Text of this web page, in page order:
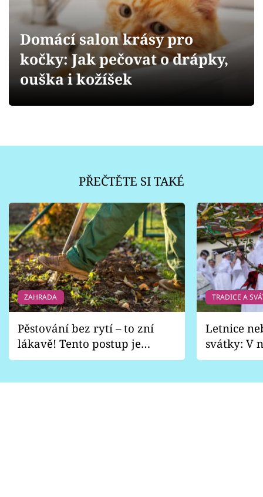
Přihlášení
Sledujte nás
Domácí salon krásy pro
kočky: Jak pečovat o drápky,
ouška i kožíšek
PŘEČTĚTE SI TAKÉ
ZAHRADA
Pěstování bez rytí – to zní
lákavě! Tento postup je
vhodný jen pro některé
TRADICE A
Letnice
svátky: V
pondělí